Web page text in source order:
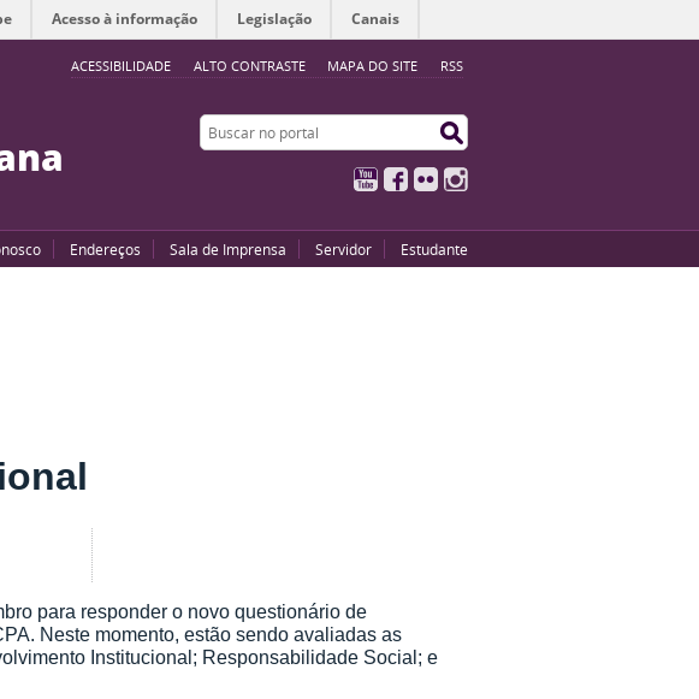
ACESSIBILIDADE ALTO CONTRASTE MAPA DO SITE RSS
Acesso à informação Legislação Canais
Buscar no portal
YouTubeFacebook
Flickr
Endereços Sala de Imprensa Servidor Estudante
para responder o novo questionário de
Neste momento, estão sendo avaliadas as
Institucional; Responsabilidade Social; e